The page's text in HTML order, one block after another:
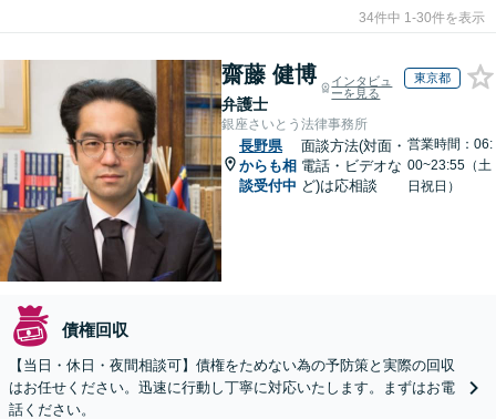
34件中 1-30件を表示
齋藤 健博
弁護士
インタビュ
ーを見る
東京都
銀座さいとう法律事務所
長野県
からも相
談受付中
面談方法(対面・
電話・ビデオな
ど)は応相談
営業時間：06:
00~23:55（土
日祝日）
債権回収
【当日・休日・夜間相談可】債権をためない為の予防策と実際の回収
はお任せください。迅速に行動し丁寧に対応いたします。まずはお電
話ください。